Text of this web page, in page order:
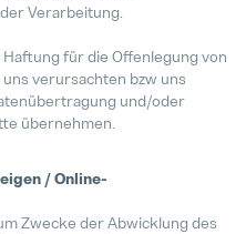
Verarbeitung.
für die Offenlegung von
verursachten bzw uns
und/oder
übernehmen.
/ Online-
Zwecke der Abwicklung des